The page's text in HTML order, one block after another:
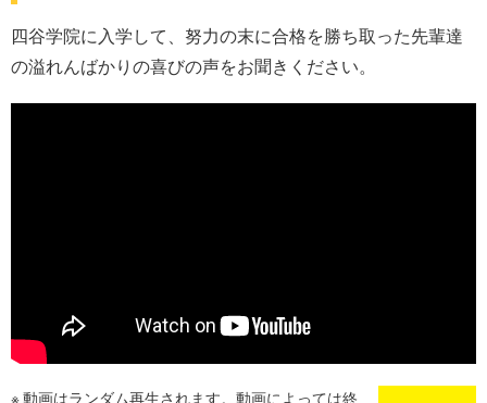
四谷学院に入学して、努力の末に合格を勝ち取った先輩達
の溢れんばかりの喜びの声をお聞きください。
動画はランダム再生されます。動画によっては終